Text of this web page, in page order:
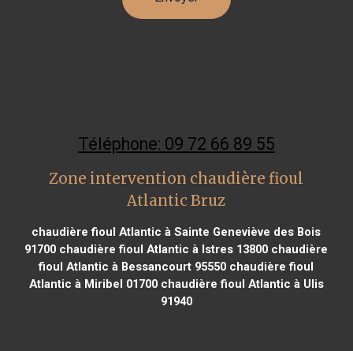
Téléphone: 09 72 66 89 55
Zone intervention chaudière fioul
Atlantic Bruz
chaudière fioul Atlantic à Sainte Geneviève des Bois
91700 chaudière fioul Atlantic à Istres 13800 chaudière
fioul Atlantic à Bessancourt 95550 chaudière fioul
Atlantic à Miribel 01700chaudière fioul Atlantic à Ulis
91940